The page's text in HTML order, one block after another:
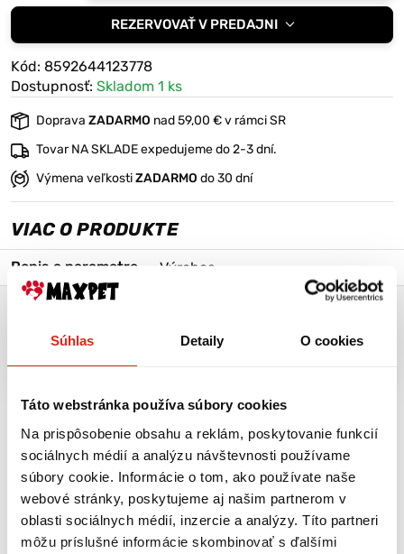
Súhlas Detaily O cookies
Táto webstránka používa súbory cookies
Na prispôsobenie obsahu a reklám, poskytovanie funkcií
sociálnych médií a analýzu návštevnosti používame
súbory cookie. Informácie o tom, ako používate naše
webové stránky, poskytujeme aj našim partnerom v
oblasti sociálnych médií, inzercie a analýzy. Títo partneri
môžu príslušné informácie skombinovať s ďalšími
nepriaznivom počasí).
Pomôcka
proti
hltaniu: G
vysypané
do
koberčeka
naraz, čím
predchádz
ate
problémo
m.
REZERVOVAŤ V PREDAJNI
Kód: 8592644123778
Dostupnosť: Skladom 1 ks
Doprava ZADARMO nad 59,00 € v rámci SR
Tovar NA SKLADE expedujeme do 2-3 dní.
Výmena veľkostiZADARMO do 30 dní
VIAC O PRODUKTE
Popis a parametre Výrobca
Doprajte svojmu miláčikovi 10 minút čuchania, ktoré vydá
za hodinu behania! Tento
psov aj mačky.
Zábava pre nos:
Simuluje
prirodzené hľadanie
potravy a vyčerpáva psa
psychicky (ideálne pri
nepriaznivom počasí).